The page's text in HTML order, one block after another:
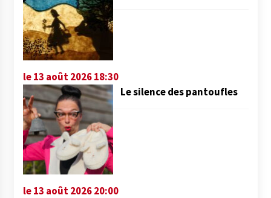
le 13 août 2026 18:30
Le silence des pantoufles
le 13 août 2026 20:00